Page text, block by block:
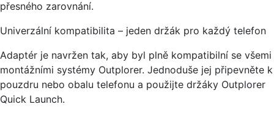
přesného zarovnání.
Univerzální kompatibilita – jeden držák pro každý telefon
Adaptér je navržen tak, aby byl plně kompatibilní se všemi
montážními systémy Outplorer. Jednoduše jej připevněte k
pouzdru nebo obalu telefonu a použijte držáky Outplorer
Quick Launch.